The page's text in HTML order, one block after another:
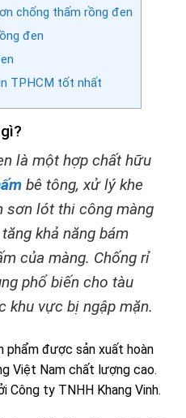
chống thấm rồng đen
đen
TPHCM tốt nhất
là một hợp chất hữu
bê tông, xử lý khe
sơn lót thi công màng
khả năng bám
của màng. Chống rỉ
phổ biến cho tàu
khu vực bị ngập mặn.
phẩm được sản xuất hoàn
Việt Nam chất lượng cao.
Công ty TNHH Khang Vinh.